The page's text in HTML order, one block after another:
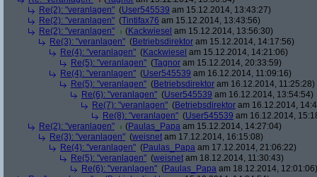
Re(2): "veranlagen" (User545539 am 15.12.2014, 13:43:27)
Re(2): "veranlagen" (Tintifax76 am 15.12.2014, 13:43:56)
Re(2): "veranlagen"
(Kackwiesel am 15.12.2014, 13:56:30)
Re(3): "veranlagen" (Betriebsdirektor am 15.12.2014, 14:17:56)
Re(4): "veranlagen" (Kackwiesel am 15.12.2014, 14:21:06)
Re(5): "veranlagen" (Tagnor am 15.12.2014, 20:33:59)
Re(4): "veranlagen" (User545539 am 16.12.2014, 11:09:16)
Re(5): "veranlagen" (Betriebsdirektor am 16.12.2014, 11:25:28)
Re(6): "veranlagen" (User545539 am 16.12.2014, 13:54:54)
Re(7): "veranlagen" (Betriebsdirektor am 16.12.2014,
Re(8): "veranlagen" (User545539 am 16.12.2014,
Re(2): "veranlagen"
(Paulas_Papa am 15.12.2014, 14:27:04)
Re(3): "veranlagen" (weisnet am 17.12.2014, 16:15:08)
Re(4): "veranlagen" (Paulas_Papa am 17.12.2014, 21:06:22)
Re(5): "veranlagen" (weisnet am 18.12.2014, 11:30:43)
Re(6): "veranlagen" (Paulas_Papa am 18.12.2014, 12:01:06)